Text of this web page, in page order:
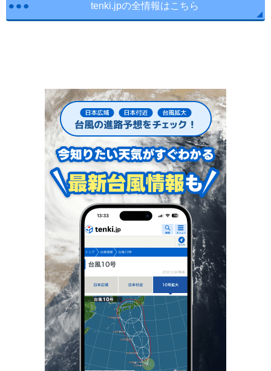
tenki.jpの全情報はこちら